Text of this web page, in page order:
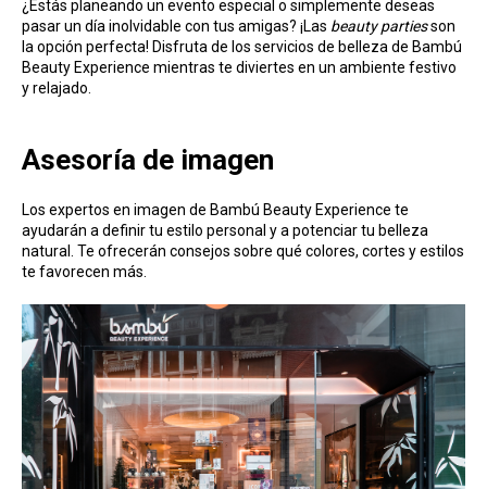
¿Estás planeando un evento especial o simplemente deseas
pasar un día inolvidable con tus amigas? ¡Las beauty partiesson
la opción perfecta! Disfruta de los servicios de belleza de Bambú
Beauty Experience mientras te diviertes en un ambiente festivo
y relajado.
Asesoría de imagen
Los expertos en imagen de Bambú Beauty Experience te
ayudarán a definir tu estilo personal y a potenciar tu belleza
natural. Te ofrecerán consejos sobre qué colores, cortes y estilos
te favorecen más.